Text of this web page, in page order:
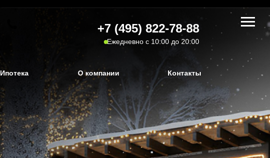
+7 (495) 822-78-88
Ежедневно с 10:00 до 20:00
О компании Контакты
Ипотека